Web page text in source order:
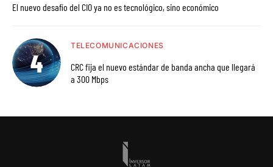
El nuevo desafío del CIO ya no es tecnológico, sino económico
TELECOMUNICACIONES
CRC fija el nuevo estándar de banda ancha que llegará
a 300 Mbps